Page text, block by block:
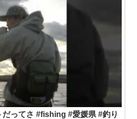
だってさ #fishing #愛媛県 #釣り